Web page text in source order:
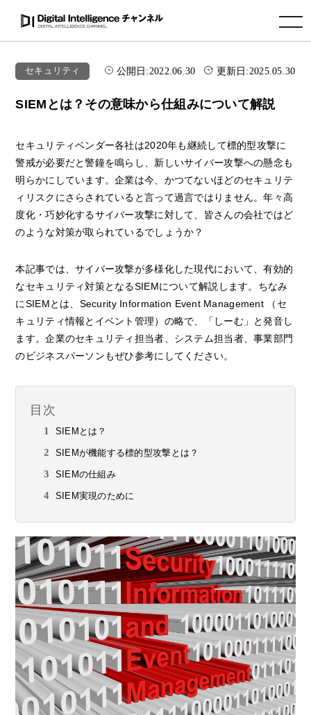
toggle navigation
セキュリティ 公開日:2022.06.30 更新日:2025.05.30
SIEMとは？その意味から仕組みについて解説
セキュリティベンダー各社は2020年も継続して標的型攻撃に
警戒が必要だと警鐘を鳴らし、新しいサイバー攻撃への懸念も
明らかにしています。企業は今、かつてないほどのセキュリテ
ィリスクにさらされていると言って過言ではりません。年々高
度化・巧妙化するサイバー攻撃に対して、皆さんの会社ではど
のような対策が取られているでしょうか？
本記事では、サイバー攻撃が多様化した現代において、有効的
なセキュリティ対策となるSIEMについて解説します。ちなみ
にSIEMとは、Security Information Event Management （セ
キュリティ情報とイベント管理）の略で、「しーむ」と発音し
ます。企業のセキュリティ担当者、システム担当者、事業部門
のビジネスパーソンもぜひ参考にしてください。
目次
SIEMとは？
SIEMが機能する標的型攻撃とは？
SIEMの仕組み
SIEM実現のために